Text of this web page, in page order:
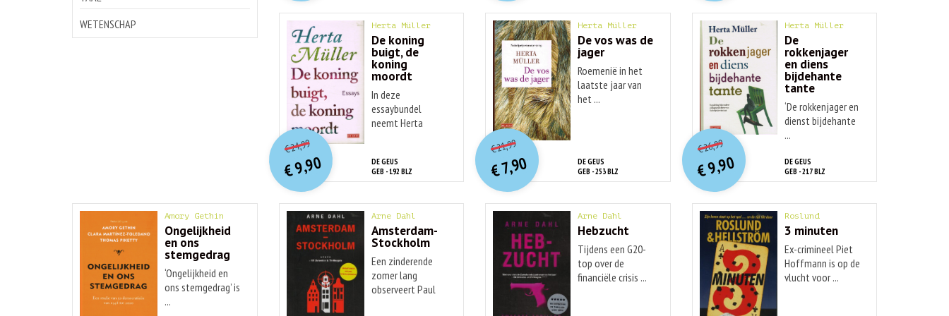
WETENSCHAP
Herta Müller
De koning
buigt, de
koning
moordt
In deze
essaybundel
neemt Herta
DE GEUS
GEB - 192 BLZ
€24,99O
orspr
onkelijke
prijs
was:
€ 24,99.
€9,90
Huidige
prijs
is:
€ 9,90.
Herta Müller
De vos was de
jager
Roemenië in het
laatste jaar van
het ...
DE GEUS
GEB - 253 BLZ
€21,99O
orspr
onkelijke
prijs
was:
€ 21,99.
€7,90
Huidige
prijs
is:
€ 7,90.
Herta Müller
De
rokkenjager
en diens
bijdehante
tante
‘De rokkenjager en
dienst bijdehante
...
DE GEUS
GEB - 217 BLZ
€26,99O
orspr
onkelijke
prijs
was:
€ 26,99.
€9,90
Huidige
prijs
is:
€ 9,90.
Amory Gethin
Ongelijkheid
en ons
stemgedrag
‘Ongelijkheid en
ons stemgedrag’ is
...
Arne Dahl
Amsterdam-
Stockholm
Een zinderende
zomer lang
observeert Paul
Arne Dahl
Hebzucht
Tijdens een G20-
top over de
financiële crisis ...
Roslund
3 minuten
Ex-crimineel Piet
Hoffmann is op de
vlucht voor ...